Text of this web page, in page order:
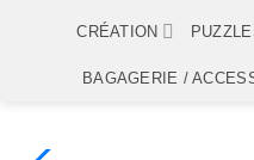
CRÉATION
BAGAGERIE /